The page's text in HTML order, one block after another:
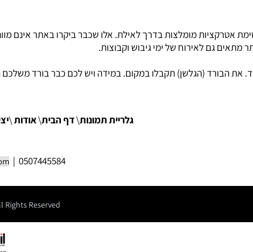
אטרקציות מומלצות בדרך לאילת. אלו שכבר ביקרו באתר אינם
מתאים גם לאירוח של ימי גיבוש וקבוצות.
את הבורד (הגלשן) תקבלו במקום. במידה ויש לכם כבר בורד
גלריית תמונות\דף הבית\אודות\
| 0507445584
Rights Reserved